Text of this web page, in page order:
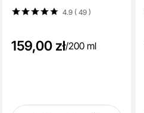
4.9 ( 49)
159,00 zł/200 ml